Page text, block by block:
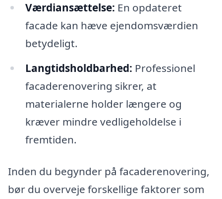
Værdiansættelse: En opdateret
facade kan hæve ejendomsværdien
betydeligt.
Langtidsholdbarhed: Professionel
facaderenovering sikrer, at
materialerne holder længere og
kræver mindre vedligeholdelse i
fremtiden.
Inden du begynder på facaderenovering,
bør du overveje forskellige faktorer som